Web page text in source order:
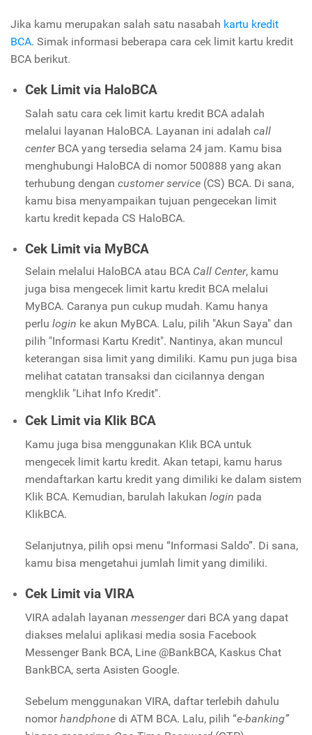
Jika kamu merupakan salah satu nasabah kartu kredit
BCA. Simak informasi beberapa cara cek limit kartu kredit
BCA berikut.
Cek Limit via HaloBCA
Salah satu cara cek limit kartu kredit BCA adalah
melalui layanan HaloBCA. Layanan ini adalah call
center BCA yang tersedia selama 24 jam. Kamu bisa
menghubungi HaloBCA di nomor 500888 yang akan
terhubung dengan customer service(CS) BCA. Di sana,
kamu bisa menyampaikan tujuan pengecekan limit
kartu kredit kepada CS HaloBCA.
Cek Limit via MyBCA
Selain melalui HaloBCA atau BCA Call Center, kamu
juga bisa mengecek limit kartu kredit BCA melalui
MyBCA. Caranya pun cukup mudah. Kamu hanya
perlu login ke akun MyBCA. Lalu, pilih "Akun Saya" dan
pilih "Informasi Kartu Kredit". Nantinya, akan muncul
keterangan sisa limit yang dimiliki. Kamu pun juga bisa
melihat catatan transaksi dan cicilannya dengan
mengklik "Lihat Info Kredit".
Cek Limit via Klik BCA
Kamu juga bisa menggunakan Klik BCA untuk
mengecek limit kartu kredit. Akan tetapi, kamu harus
mendaftarkan kartu kredit yang dimiliki ke dalam sistem
Klik BCA. Kemudian, barulah lakukan login pada
KlikBCA.
Selanjutnya, pilih opsi menu “Informasi Saldo”. Di sana,
kamu bisa mengetahui jumlah limit yang dimiliki.
Cek Limit via VIRA
VIRA adalah layanan messengerdari BCA yang dapat
diakses melalui aplikasi media sosia Facebook
Messenger Bank BCA, Line @BankBCA, Kaskus Chat
BankBCA, serta Asisten Google.
Sebelum menggunakan VIRA, daftar terlebih dahulu
nomorhandphonedi ATM BCA. Lalu, pilih “e-banking”